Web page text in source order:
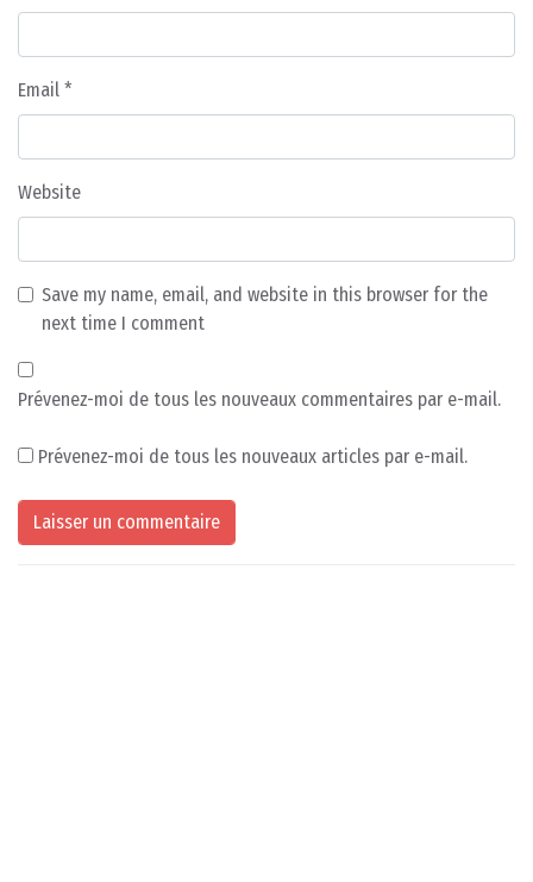
Email *
Website
Save my name, email, and website in this browser for the
next time I comment
Prévenez-moi de tous les nouveaux commentaires par e-mail.
Prévenez-moi de tous les nouveaux articles par e-mail.